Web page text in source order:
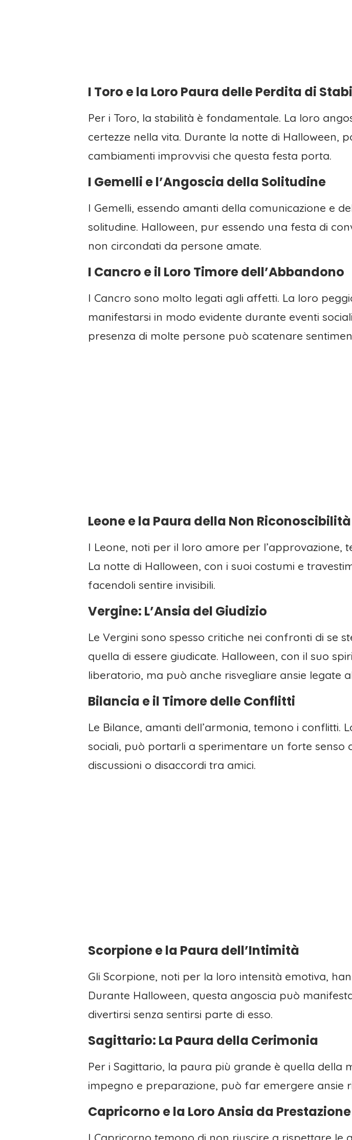
I Toro e la Loro Paura delle Perdita di
Per i Toro, la stabilità è fondamentale. La loro
certezze nella vita. Durante la notte di Halloween,
cambiamenti improvvisi che questa festa porta.
I Gemelli e l’Angoscia della Solitudine
I Gemelli, essendo amanti della comunicazione e
solitudine. Halloween, pur essendo una festa di
non circondati da persone amate.
I Cancro e il Loro Timore dell’Abbandono
I Cancro sono molto legati agli affetti. La loro
manifestarsi in modo evidente durante eventi
presenza di molte persone può scatenare
Leone e la Paura della Non Riconoscibilità
I Leone, noti per il loro amore per l’approvazione,
La notte di Halloween, con i suoi costumi e
facendoli sentire invisibili.
Vergine: L’Ansia del Giudizio
Le Vergini sono spesso critiche nei confronti di se
quella di essere giudicate. Halloween, con il suo
liberatorio, ma può anche risvegliare ansie legate
Bilancia e il Timore delle Conflitti
Le Bilance, amanti dell’armonia, temono i conflitti.
sociali, può portarli a sperimentare un forte senso
discussioni o disaccordi tra amici.
Scorpione e la Paura dell’Intimità
Gli Scorpione, noti per la loro intensità emotiva,
Durante Halloween, questa angoscia può
divertirsi senza sentirsi parte di esso.
Sagittario: La Paura della Cerimonia
Per i Sagittario, la paura più grande è quella della
impegno e preparazione, può far emergere ansie
Capricorno e la Loro Ansia da Prestazione